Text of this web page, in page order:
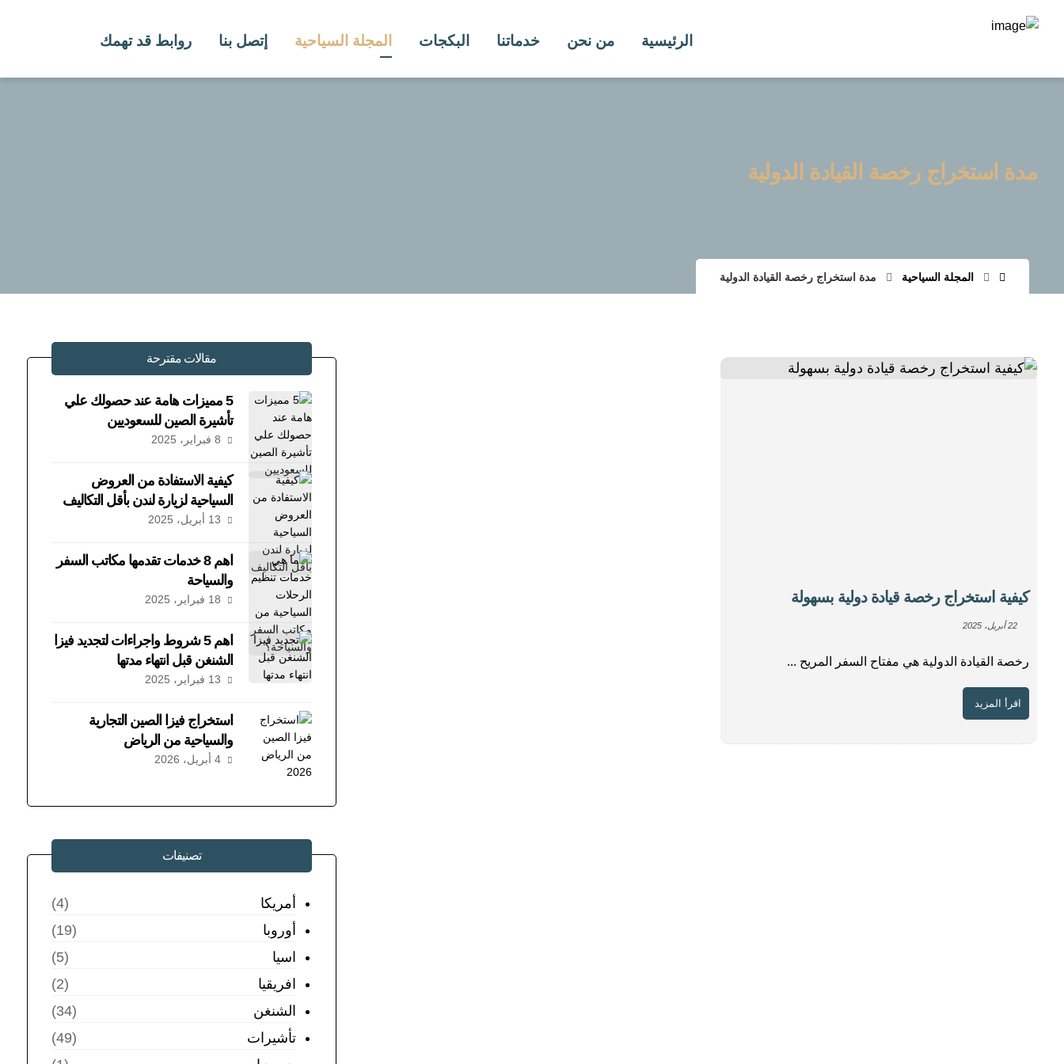
الرئيسية من نحن خدماتنا البكجات المجلة السياحية إتصل بنا روابط قد تهمك
مدة استخراج رخصة القيادة الدولية
المجلة السياحية مدة استخراج رخصة القيادة الدولية
كيفية استخراج رخصة قيادة دولية بسهولة
22 أبريل، 2025
رخصة القيادة الدولية هي مفتاح السفر المريح ...
اقرأ المزيد
مقالات مقترحة
5 مميزات هامة عند حصولك علي
تأشيرة الصين للسعوديين
8 فبراير، 2025
كيفية الاستفادة من العروض
السياحية لزيارة لندن بأقل التكاليف
13 أبريل، 2025
اهم 8 خدمات تقدمها مكاتب السفر
والسياحة
18 فبراير، 2025
اهم 5 شروط واجراءات لتجديد فيزا
الشنغن قبل انتهاء مدتها
13 فبراير، 2025
استخراج فيزا الصين التجارية
والسياحية من الرياض
4 أبريل، 2026
تصنيفات
أمريكا
(4)
أوروبا
(19)
اسيا
(5)
افريقيا
(2)
الشنغن
(34)
تأشيرات
(49)